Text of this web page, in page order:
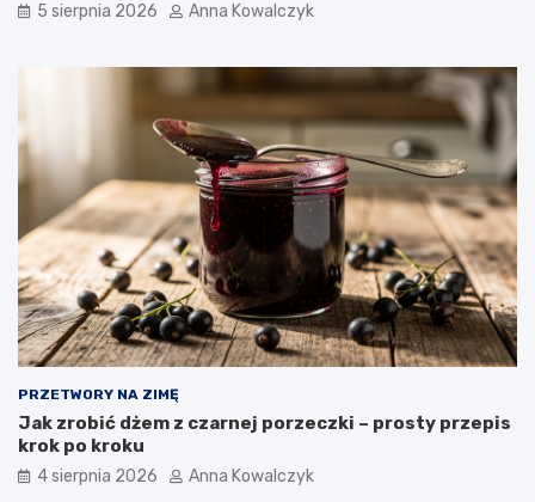
5 sierpnia 2026 Anna Kowalczyk
PRZETWORY NA ZIMĘ
Jak zrobić dżem z czarnej porzeczki – prosty przepis
krok po kroku
4 sierpnia 2026 Anna Kowalczyk